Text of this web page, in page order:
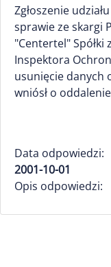
Zgłoszenie
sprawie ze skargi
"Centertel" Spółki
Inspektora
usunięcie danych
wniósł o
Data odpowiedzi:
2001-10-01
Opis odpowiedzi: